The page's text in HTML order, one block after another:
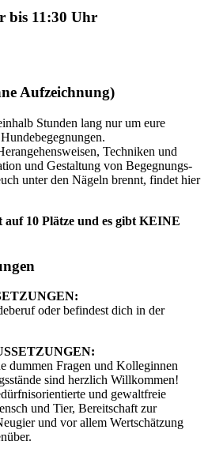
bis 11:30 Uhr
Aufzeichnung)
Stunden lang nur um eure
Techniken und
und Gestaltung von Begegnungs-
unter den Nägeln brennt, findet hier
auf 10 Plätze und es gibt KEINE
oder befindest dich in der
dummen Fragen und Kolleginnen
sind herzlich Willkommen!
und gewaltfreie
und Tier, Bereitschaft zur
und vor allem Wertschätzung